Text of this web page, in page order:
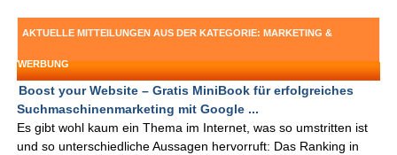
AKTUELLE MITTEILUNGEN AUS DER KATEGORIE: MARKETING &
WERBUNG
Boost your Website – Gratis MiniBook für erfolgreiches
Suchmaschinenmarketing mit Google ...
Es gibt wohl kaum ein Thema im Internet, was so umstritten ist
und so unterschiedliche Aussagen hervorruft: Das Ranking in